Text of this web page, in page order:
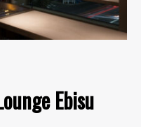
Ebisu